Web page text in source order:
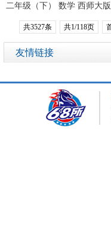
二年级（下） 数学 西师大
共3527条 共1/118页
友情链接